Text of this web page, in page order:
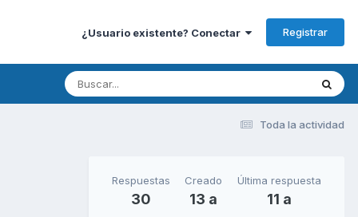
¿Usuario existente? Conectar Registrar
Toda la actividad
Respuestas
30
Creado
13 a
Última respuesta
11 a